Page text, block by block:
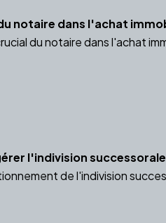
notaire dans l'achat
du notaire dans l'achat
l'indivision
de l'indivision